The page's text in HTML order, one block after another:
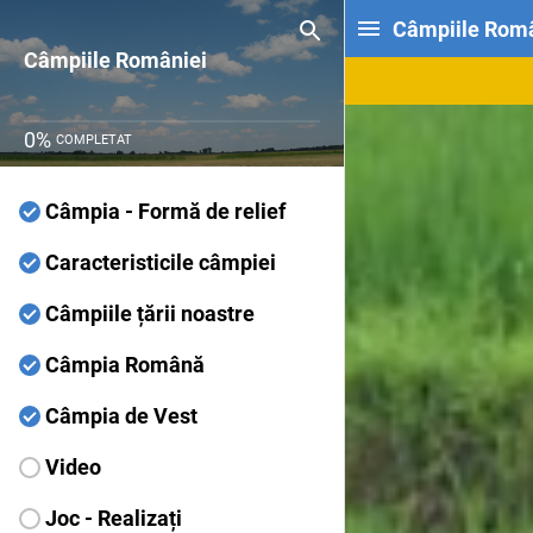
Câmpiile României
0% COMPLETAT
Câmpia - Formă de relief
Caracteristicile câmpiei
Câmpiile țării noastre
Câmpia Română
Câmpia de Vest
Video
Joc - Realizați
Câmpiile